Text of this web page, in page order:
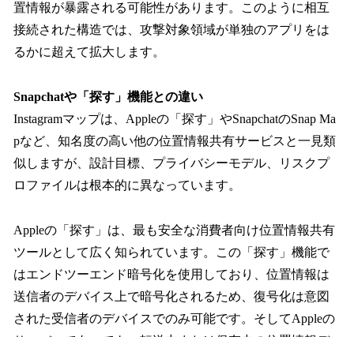
置情報が暴露される可能性があります。このように相互
接続された構造では、攻撃対象領域が単独のアプリをは
るかに超えて拡大します。
Snapchatや「探す」機能との違い
Instagramマップは、Appleの「探す」やSnapchatのSnap Ma
pなど、知名度の高い他の位置情報共有サービスと一見類
似しますが、設計目標、プライバシーモデル、リスクプ
ロファイルは根本的に異なっています。
Appleの「探す」は、最も安全な消費者向け位置情報共有
ツールとして広く知られています。この「探す」機能で
はエンドツーエンド暗号化を使用しており、位置情報は
送信者のデバイス上で暗号化されるため、復号化は意図
された受信者のデバイスでのみ可能です。そしてAppleの